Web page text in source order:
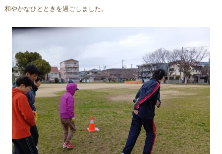
和やかなひとときを過ごしました。